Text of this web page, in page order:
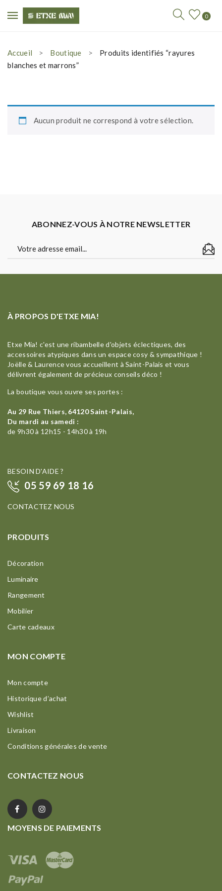
0
Accueil Boutique
Produits identifiés “rayures
blanches et marrons”
Aucun produit ne correspond à votre sélection.
ABONNEZ-VOUS À NOTRE NEWSLETTER
À PROPOS D'ETXE MIA!
Etxe Mia! c'est une ribambelle d'objets éclectiques, des
accessoires atypiques dans un espace cosy & sympathique !
Joëlle & Laurence vous accueillent à Saint-Palais et vous
délivrent également de précieux conseils déco !
La boutique vous ouvre ses portes :
Au 29 Rue Thiers, 64120 Saint-Palais,
Du mardi au samedi :
de 9h30 à 12h15 - 14h30 à 19h
BESOIN D'AIDE ?
05 59 69 18 16
CONTACTEZ NOUS
PRODUITS
Décoration
Luminaire
Rangement
Mobilier
Carte cadeaux
MON COMPTE
Mon compte
Historique d’achat
Wishlist
Livraison
Conditions générales de vente
CONTACTEZ NOUS
MOYENS DE PAIEMENTS